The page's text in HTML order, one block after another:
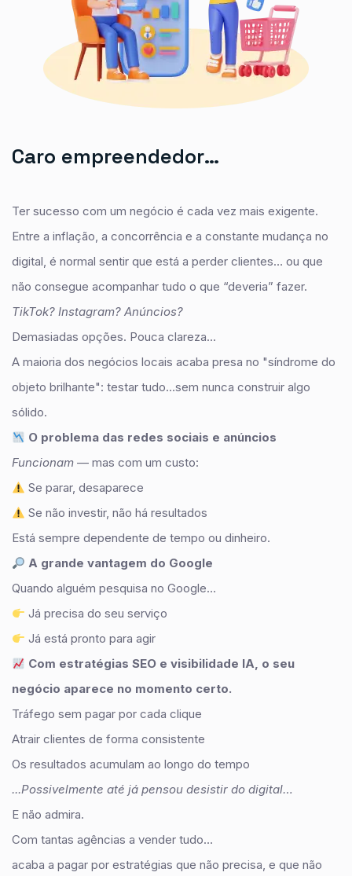
CARO EMPREENDEDOR…
Ter sucesso com um negócio é cada vez mais exigente.
Entre a inflação, a concorrência e a constante mudança no
digital, é normal sentir que está a perder clientes… ou que
não consegue acompanhar tudo o que “deveria” fazer.
TikTok? Instagram? Anúncios?
Demasiadas opções. Pouca clareza...
A maioria dos negócios locais acaba presa no "síndrome do
objeto brilhante": testar tudo…sem nunca construir algo
sólido.
O problema das redes sociais e anúncios
Funcionam — mas com um custo:
Se parar, desaparece
Se não investir, não há resultados
Está sempre dependente de tempo ou dinheiro.
A grande vantagem do Google
Quando alguém pesquisa no Google…
Já precisa do seu serviço
Já está pronto para agir
Com estratégias SEO e visibilidade IA, o seu
negócio aparece no momento certo.
Tráfego sem pagar por cada clique
Atrair clientes de forma consistente
Os resultados acumulam ao longo do tempo
...Possivelmente até já pensou desistir do digital…
E não admira.
Com tantas agências a vender tudo…
acaba a pagar por estratégias que não precisa, e que não